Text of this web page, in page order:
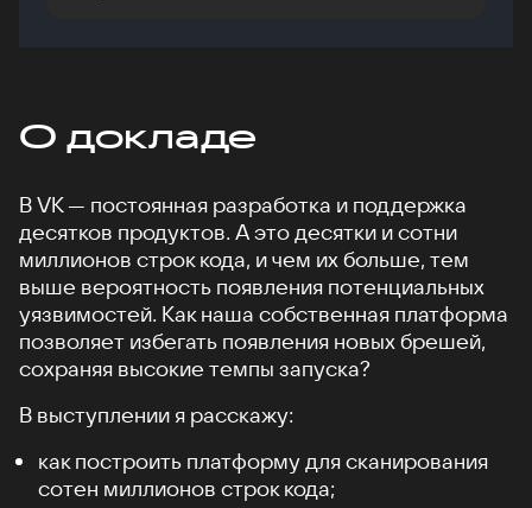
О докладе
В VK — постоянная разработка и поддержка
десятков продуктов. А это десятки и сотни
миллионов строк кода, и чем их больше, тем
выше вероятность появления потенциальных
уязвимостей. Как наша собственная платформа
позволяет избегать появления новых брешей,
сохраняя высокие темпы запуска?
В выступлении я расскажу:
как построить платформу для сканирования
сотен миллионов строк кода;